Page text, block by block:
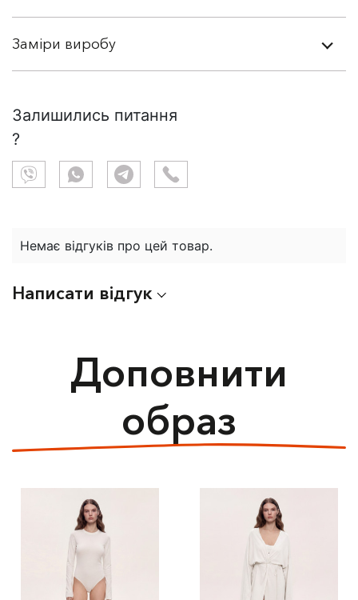
Заміри виробу
Залишились питання
?
Немає відгуків про цей товар.
Написати відгук
Доповнити
образ